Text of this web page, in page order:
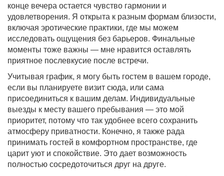
конце вечера остается чувство гармонии и
удовлетворения. Я открыта к разным формам близости,
включая эротические практики, где мы можем
исследовать ощущения без барьеров. Финальные
моменты тоже важны — мне нравится оставлять
приятное послевкусие после встречи.
Учитывая график, я могу быть гостем в вашем городе,
если вы планируете визит сюда, или сама
присоединиться к вашим делам. Индивидуальные
выезды к месту вашего пребывания — это мой
приоритет, потому что так удобнее всего сохранить
атмосферу приватности. Конечно, я также рада
принимать гостей в комфортном пространстве, где
царит уют и спокойствие. Это дает возможность
полностью сосредоточиться друг на друге.